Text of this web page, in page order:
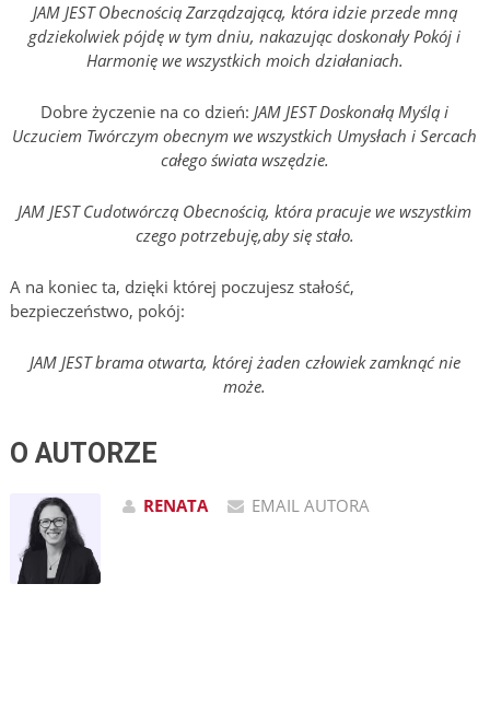
JAM JEST Obecnością Zarządzającą, która idzie przede mną
gdziekolwiek pójdę w tym dniu, nakazując doskonały Pokój i
Harmonię we wszystkich moich działaniach.
Dobre życzenie na co dzień:JAM JEST Doskonałą Myślą i
Uczuciem Twórczym obecnym we wszystkich Umysłach i Sercach
całego świata wszędzie.
JAM JEST Cudotwórczą Obecnością, która pracuje we wszystkim
czego potrzebuję,aby się stało.
A na koniec ta, dzięki której poczujesz stałość,
bezpieczeństwo, pokój:
JAM JEST brama otwarta, której żaden człowiek zamknąć nie
może.
O AUTORZE
RENATA EMAIL AUTORA